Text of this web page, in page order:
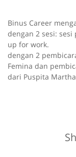
Binus Career
dengan 2 sesi:
up for work.
dengan 2
Femina dan
dari Puspita